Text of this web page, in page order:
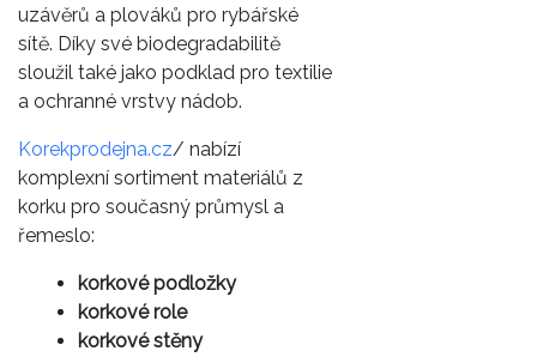
uzávěrů a plováků pro rybářské
sítě. Díky své biodegradabilitě
sloužil také jako podklad pro textilie
a ochranné vrstvy nádob.
Korekprodejna.cz/ nabízí
komplexní sortiment materiálů z
korku pro současný průmysl a
řemeslo:
korkové podložky
korkové role
korkové stěny